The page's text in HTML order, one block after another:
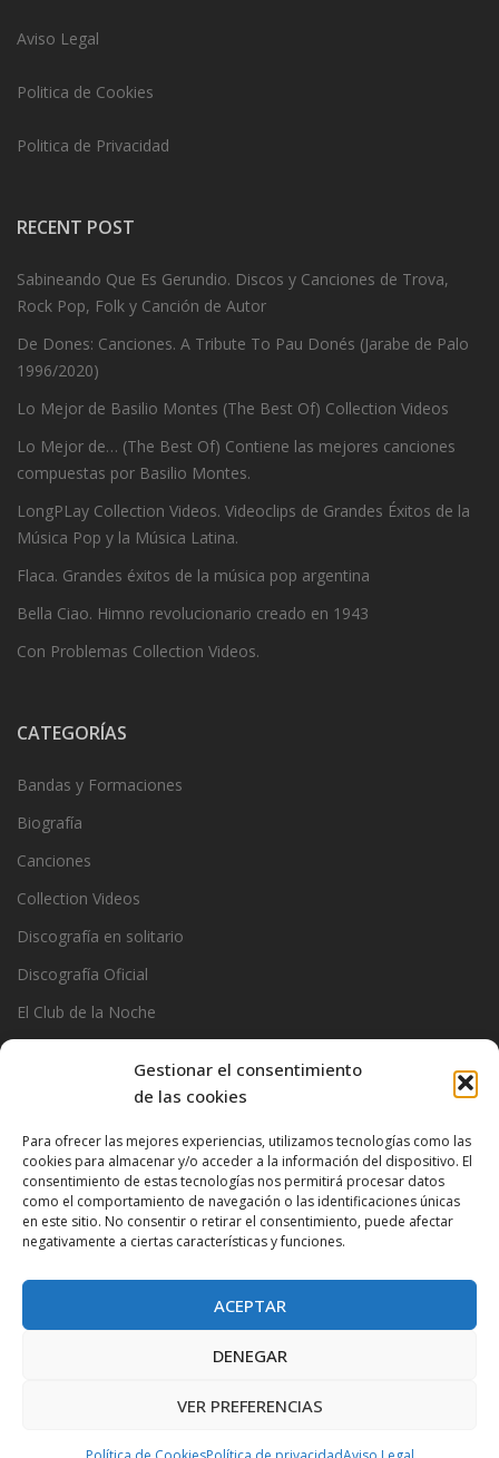
Gestionar el consentimiento
de las cookies
Para ofrecer las mejores experiencias, utilizamos tecnologías como las
cookies para almacenar y/o acceder a la información del dispositivo. El
consentimiento de estas tecnologías nos permitirá procesar datos
como el comportamiento de navegación o las identificaciones únicas
en este sitio. No consentir o retirar el consentimiento, puede afectar
negativamente a ciertas características y funciones.
ACEPTAR
DENEGAR
VER PREFERENCIAS
Aviso Legal
Politica de Cookies
Politica de Privacidad
RECENT POST
Sabineando Que Es Gerundio. Discos y Canciones de Trova,
Rock Pop, Folk y Canción de Autor
De Dones: Canciones. A Tribute To Pau Donés (Jarabe de Palo
1996/2020)
Lo Mejor de Basilio Montes (The Best Of) Collection Videos
Lo Mejor de… (The Best Of) Contiene las mejores canciones
compuestas por Basilio Montes.
LongPLay Collection Videos. Videoclips de Grandes Éxitos de la
Música Pop y la Música Latina.
Flaca. Grandes éxitos de la música pop argentina
Bella Ciao. Himno revolucionario creado en 1943
Con Problemas Collection Videos.
CATEGORÍAS
Bandas y Formaciones
Biografía
Canciones
Collection Videos
Discografía en solitario
Discografía Oficial
El Club de la Noche
Ramoncin
The Privados
Proudly powered by WordPress |Theme:Very Simple Start